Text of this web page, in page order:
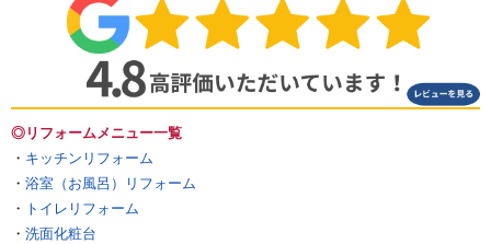
◎リフォームメニュー一覧
・ キッチンリフォーム
・ 浴室（お風呂）リフォーム
・ トイレリフォーム
・ 洗面化粧台